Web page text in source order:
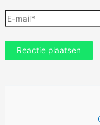
E-
mail*